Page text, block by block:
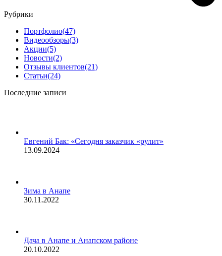
Рубрики
Портфолио(47)
Видеообзоры(3)
Акции(5)
Новости(2)
Отзывы клиентов(21)
Статьи(24)
Последние записи
Евгений Бак: «Сегодня заказчик «рулит»
13.09.2024
Зима в Анапе
30.11.2022
Дача в Анапе и Анапском районе
20.10.2022